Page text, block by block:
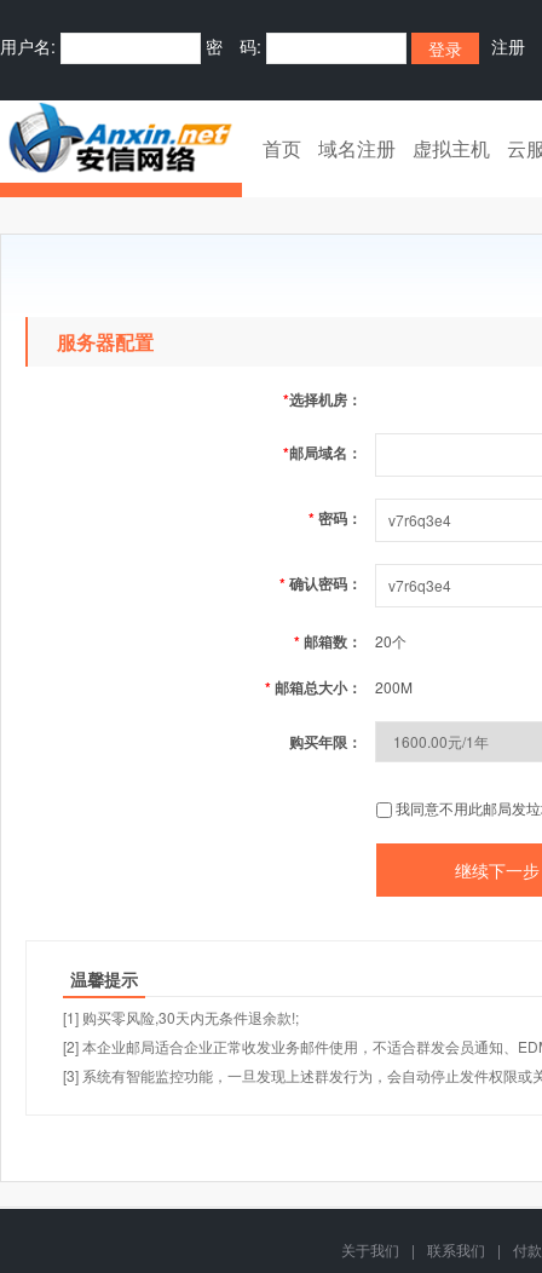
用户名: 密 码: 注册
首页 域名注册 虚拟主机 云
服务器配置
*选择机房：
*邮局域名：
*密码：
*确认密码：
*邮箱数： 20个
*邮箱总大小： 200M
购买年限：
我同意不用此邮局发
温馨提示
[1] 购买零风险,30天内无条件退余款!;
[2] 本企业邮局适合企业正常收发业务邮件使用，不适合群发会员通知、
[3] 系统有智能监控功能，一旦发现上述群发行为，会自动停止发件权限或
关于我们 | 联系我们 |
付